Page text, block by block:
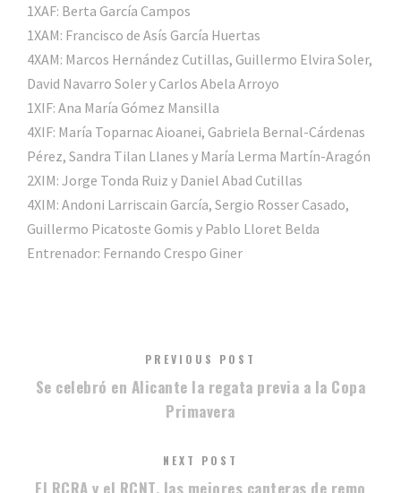
1XAF: Berta García Campos
1XAM: Francisco de Asís García Huertas
4XAM: Marcos Hernández Cutillas, Guillermo Elvira Soler,
David Navarro Soler y Carlos Abela Arroyo
1XIF: Ana María Gómez Mansilla
4XIF: María Toparnac Aioanei, Gabriela Bernal-Cárdenas
Pérez, Sandra Tilan Llanes y María Lerma Martín-Aragón
2XIM: Jorge Tonda Ruiz y Daniel Abad Cutillas
4XIM: Andoni Larriscain García, Sergio Rosser Casado,
Guillermo Picatoste Gomis y Pablo Lloret Belda
Entrenador: Fernando Crespo Giner
PREVIOUS POST
Se celebró en Alicante la regata previa a la Copa
Primavera
NEXT POST
El RCRA y el RCNT, las mejores canteras de remo